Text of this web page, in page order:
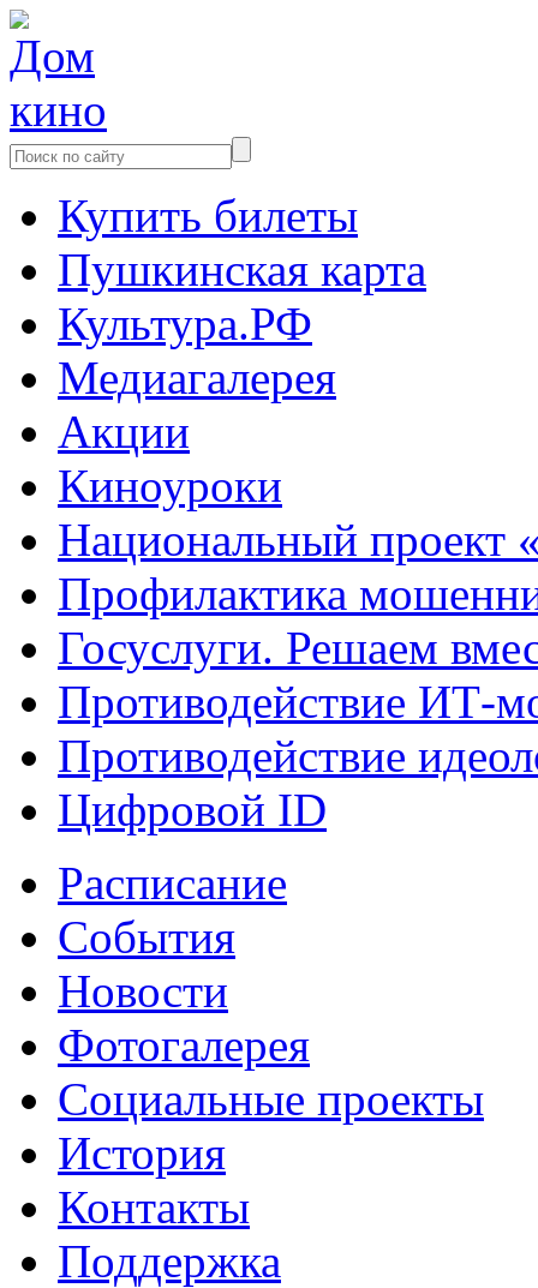
Купить билеты
Пушкинская карта
Культура.РФ
Медиагалерея
Акции
Киноуроки
Национальный проект
Профилактика
Госуслуги. Решаем
Противодействие ИТ-
Противодействие
Цифровой ID
Расписание
События
Новости
Фотогалерея
Социальные проекты
История
Контакты
Поддержка